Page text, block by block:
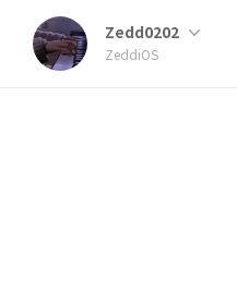
Zedd0202
ZeddiOS